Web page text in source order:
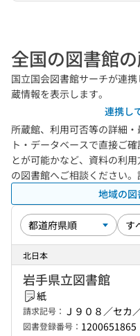
全国の図書館
国立国会図書館サーチが連
蔵情報を表示します。
連携し
所蔵館、利用可否等の詳細
ト・データベースで直接ご
とが可能かなど、資料の利
の図書館へご相談ください。
地域の図
北日本
岩手県立図書館
紙
請求記号： Ｊ９０８／セカ
図書登録番号： 1200651865